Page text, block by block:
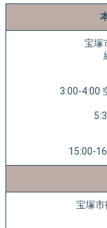
宝塚
3:00-4:00
15:00-
宝塚